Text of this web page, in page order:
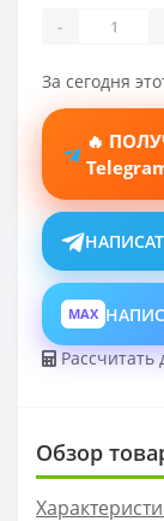
-
За сегодня
🔥
MAX
Рассчитать
Обзор